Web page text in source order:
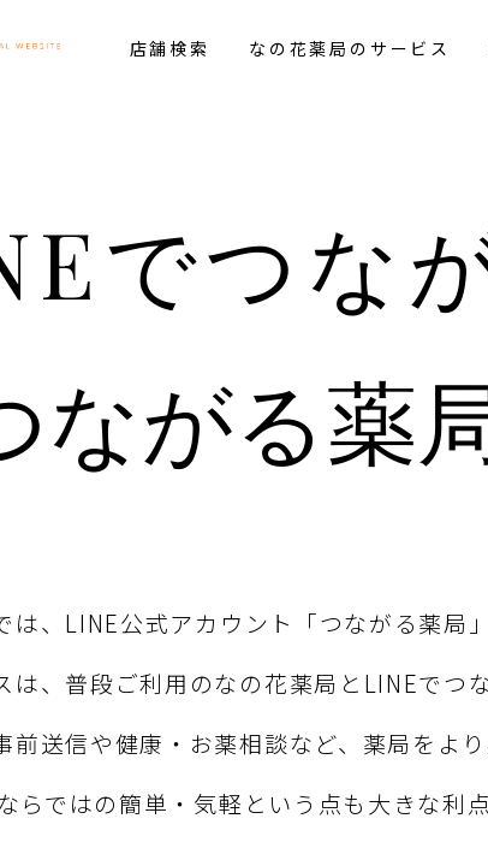
店舗検索 なの花薬局のサービス
でつな
ながる薬
は、LINE公式アカウント「つながる薬局
は、普段ご利用のなの花薬局とLINEでつ
前送信や健康・お薬相談など、薬局をよ
らではの簡単・気軽という点も大きな利点